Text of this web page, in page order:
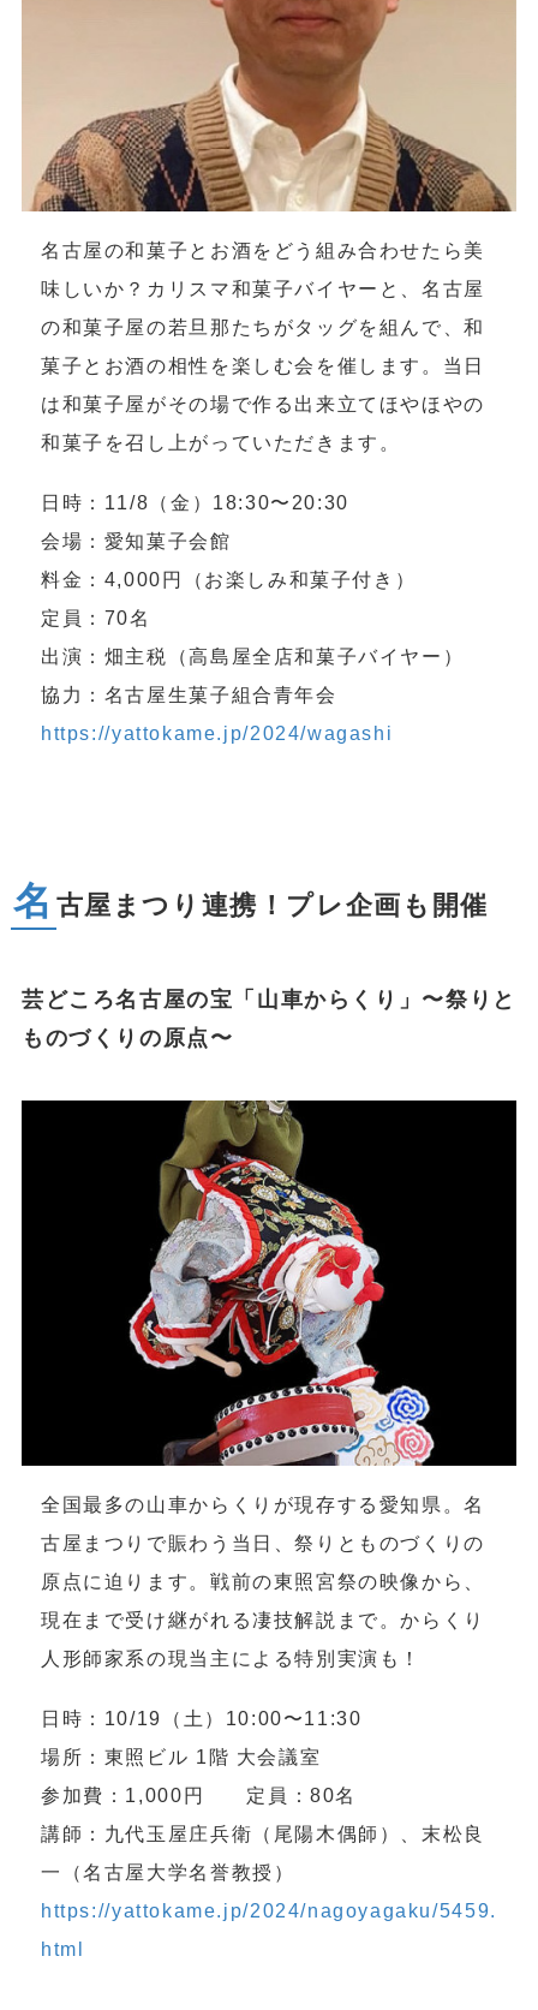
名古屋の和菓子とお酒をどう組み合わせたら美
味しいか？カリスマ和菓子バイヤーと、名古屋
の和菓子屋の若旦那たちがタッグを組んで、和
菓子とお酒の相性を楽しむ会を催します。当日
は和菓子屋がその場で作る出来立てほやほやの
和菓子を召し上がっていただきます。
日時：11/8（金）18:30〜20:30
会場：愛知菓子会館
料金：4,000円（お楽しみ和菓子付き）
定員：70名
出演：畑主税（高島屋全店和菓子バイヤー）
協力：名古屋生菓子組合青年会
https://yattokame.jp/2024/wagashi
名 古屋まつり連携！プレ企画も開催
芸どころ名古屋の宝「山車からくり」〜祭りと
ものづくりの原点〜
全国最多の山車からくりが現存する愛知県。名
古屋まつりで賑わう当日、祭りとものづくりの
原点に迫ります。戦前の東照宮祭の映像から、
現在まで受け継がれる凄技解説まで。からくり
人形師家系の現当主による特別実演も！
日時：10/19（土）10:00〜11:30
場所：東照ビル 1階 大会議室
参加費：1,000円 定員：80名
講師：九代玉屋庄兵衛（尾陽木偶師）、末松良
一（名古屋大学名誉教授）
https://yattokame.jp/2024/nagoyagaku/5459.
html